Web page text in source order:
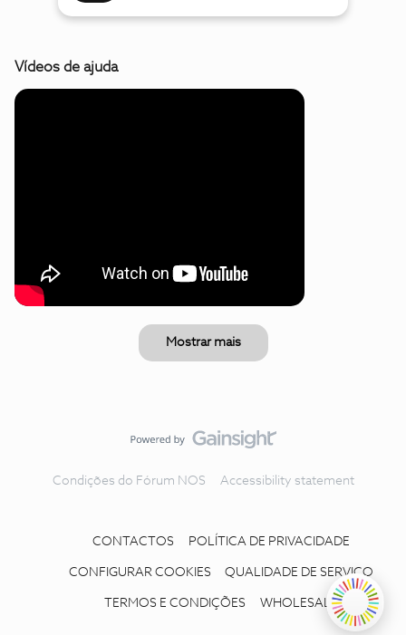
Vídeos de ajuda
Mostrar mais
Condições do Fórum NOS Accessibility statement
CONTACTOS POLÍTICA DE PRIVACIDADE
CONFIGURAR COOKIES QUALIDADE DE SERVIÇO
TERMOS E CONDIÇÕES WHOLESALE